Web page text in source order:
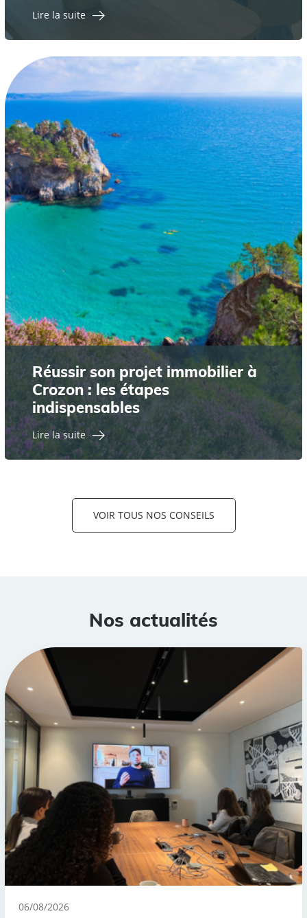
Lire la suite
Réussir son projet immobilier à
Crozon : les étapes
indispensables
Lire la suite
VOIR TOUS NOS CONSEILS
Nos actualités
06/08/2026